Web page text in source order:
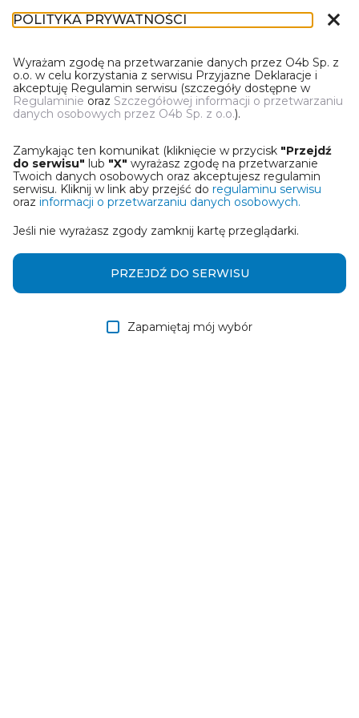
WYBIERZ JEDNĄ Z OPCJI
Utwórz deklarację z wykorzystaniem kreatora online
Przywróć ostatnią deklarację
Wczytaj deklarację z pliku roboczego DEK
POLITYKA PRYWATNOŚCI close
Wyrażam zgodę na przetwarzanie danych przez O4b Sp. z
o.o. w celu korzystania z serwisu Przyjazne Deklaracje i
akceptuję Regulamin serwisu (szczegóły dostępne w
Regulaminie oraz Szczegółowej informacji o przetwarzaniu
danych osobowych przez O4b Sp. z o.o.).
Zamykając ten komunikat (kliknięcie w przycisk "Przejdź
do serwisu" lub "X" wyrażasz zgodę na przetwarzanie
Twoich danych osobowych oraz akceptujesz regulamin
serwisu. Kliknij w link aby przejść do regulaminu serwisu
oraz informacji o przetwarzaniu danych osobowych.
Jeśli nie wyrażasz zgody zamknij kartę przeglądarki.
Zapamiętaj mój wybór
PRZEJDŹ DO SERWISU